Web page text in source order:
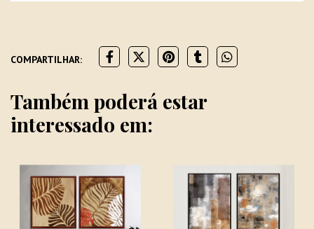
COMPARTILHAR:
Também poderá estar
interessado em: